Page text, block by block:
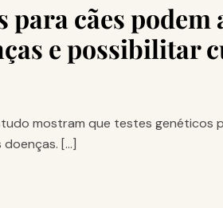
para cães podem
e possibilitar
mostram que testes genéticos
[…]